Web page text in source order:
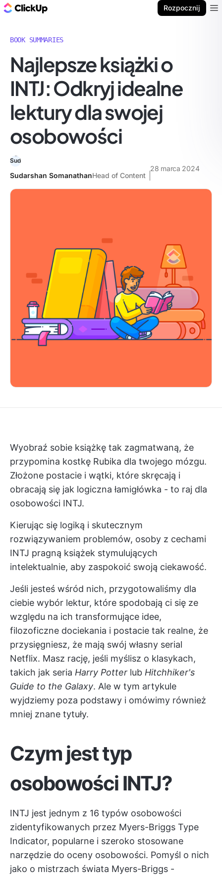
Rozpocznij
BOOK SUMMARIES
Najlepsze książki o
INTJ: Odkryj idealne
lektury dla swojej
osobowości
Sudarshan SomanathanHead of Content
28 marca 2024
Wyobraź sobie książkę tak zagmatwaną, że
przypomina kostkę Rubika dla twojego mózgu.
Złożone postacie i wątki, które skręcają i
obracają się jak logiczna łamigłówka - to raj dla
osobowości INTJ.
Kierując się logiką i skutecznym
rozwiązywaniem problemów, osoby z cechami
INTJ pragną książek stymulujących
intelektualnie, aby zaspokoić swoją ciekawość.
Jeśli jesteś wśród nich, przygotowaliśmy dla
ciebie wybór lektur, które spodobają ci się ze
względu na ich transformujące idee,
filozoficzne dociekania i postacie tak realne, że
przysięgniesz, że mają swój własny serial
Netflix. Masz rację, jeśli myślisz o klasykach,
takich jak seria Harry Potter lub Hitchhiker's
Guide to the Galaxy. Ale w tym artykule
wyjdziemy poza podstawy i omówimy również
mniej znane tytuły.
Czym jest typ
osobowości INTJ?
INTJ jest jednym z 16 typów osobowości
zidentyfikowanych przez Myers-Briggs Type
Indicator, popularne i szeroko stosowane
narzędzie do oceny osobowości. Pomyśl o nich
jako o mistrzach świata Myers-Briggs -